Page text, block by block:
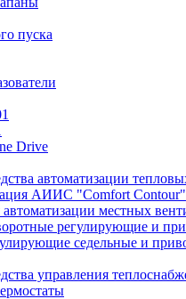
пуска
Drive
автоматизации
АИИС "Comfort Contour"
местных
регулирующие и
седельные и
управления